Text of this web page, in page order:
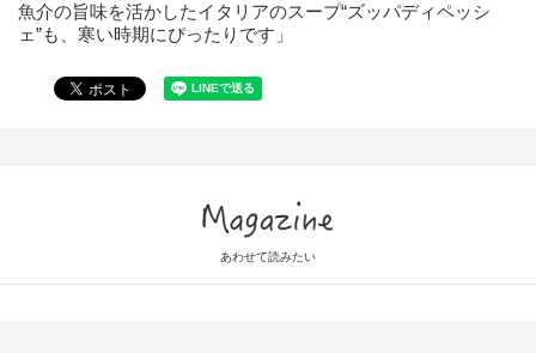
魚介の旨味を活かしたイタリアのスープ“ズッパディペッシ
ェ”も、寒い時期にぴったりです」
あわせて読みたい